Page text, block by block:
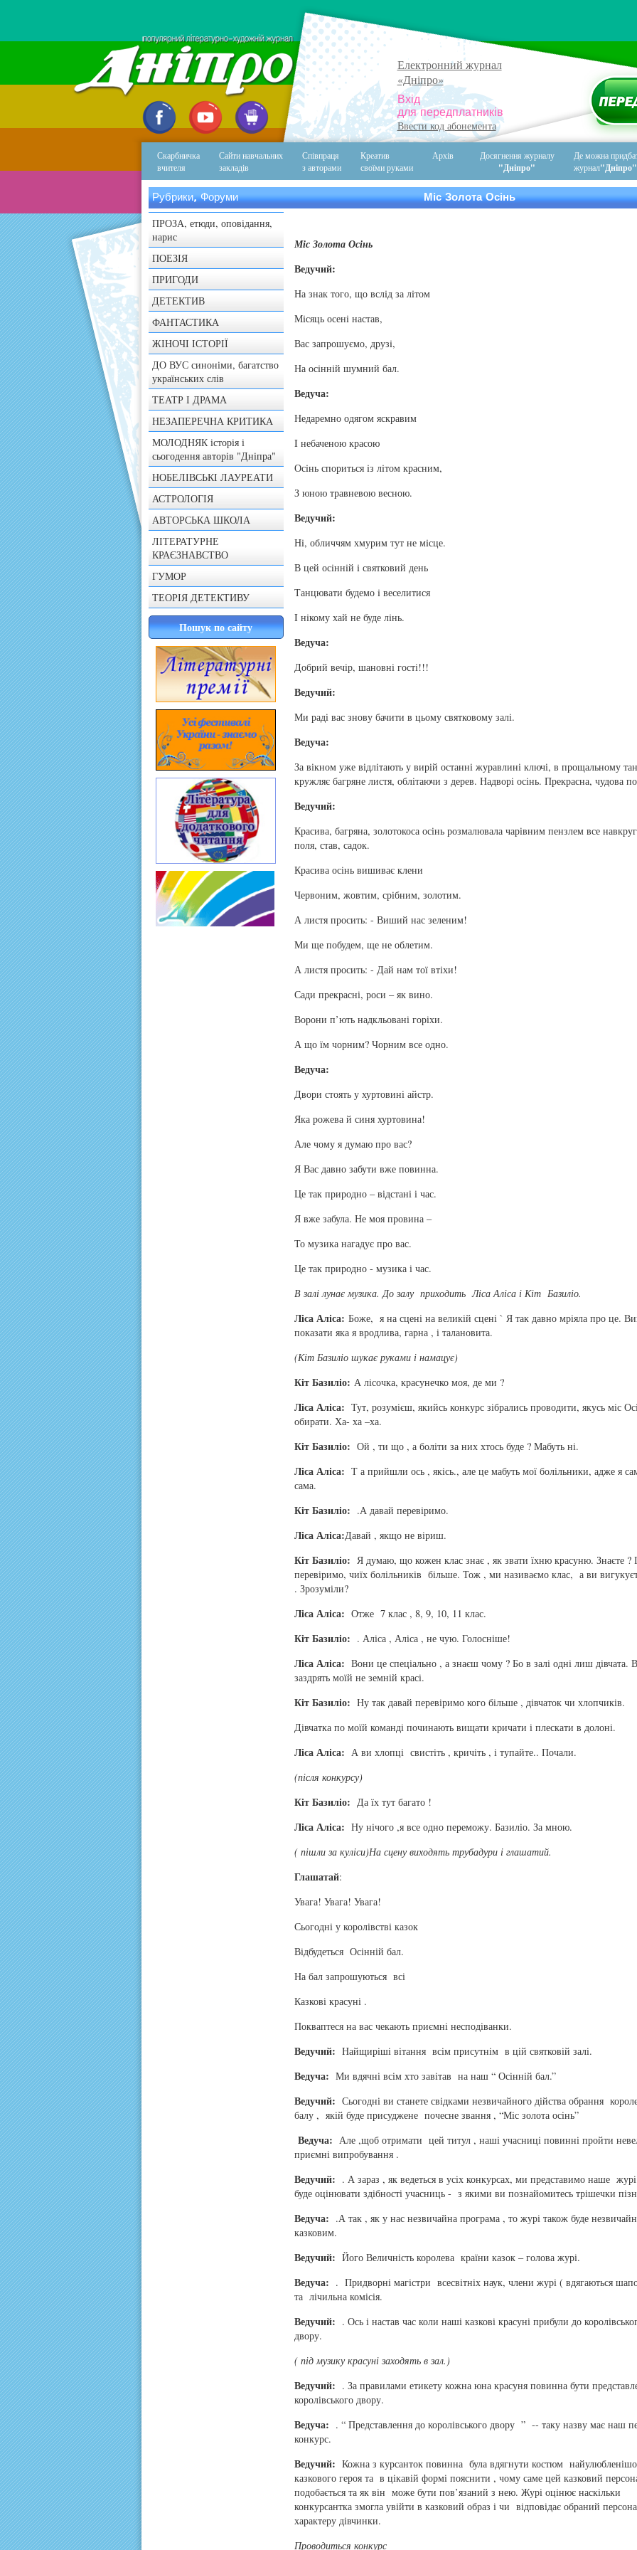
Електронний журнал
«Дніпро»
Вхід
для передплатників
Ввести код абонемента
Скарбничка
вчителя
Сайти навчальних
закладів
Співпраця
з авторами
Креатив
своїми руками
Архів Досягнення журналу
"Дніпро"
Де можна
журнал"Дніпро"
Рубрики, Форуми
ПРОЗА, етюди, оповідання,
нарис
ПОЕЗІЯ
ПРИГОДИ
ДЕТЕКТИВ
ФАНТАСТИКА
ЖІНОЧІ ІСТОРІЇ
ДО ВУС синоніми, багатство
українських слів
ТЕАТР І ДРАМА
НЕЗАПЕРЕЧНА КРИТИКА
МОЛОДНЯК історія і
сьогодення авторів "Дніпра"
НОБЕЛІВСЬКІ ЛАУРЕАТИ
АСТРОЛОГІЯ
АВТОРСЬКА ШКОЛА
ЛІТЕРАТУРНЕ
КРАЄЗНАВСТВО
ГУМОР
ТЕОРІЯ ДЕТЕКТИВУ
Міс Золота Осінь
Міс Золота Осінь
Ведучий:
На знак того, що вслiд за лiтом
Мiсяць осенi настав,
Вас запрошуємо, друзi,
На осiннiй шумний бал.
Ведуча:
Недаремно одягом яскравим
I небаченою красою
Осiнь спориться iз лiтом красним,
З юною травневою весною.
Ведучий:
Нi, обличчям хмурим тут не мiсце.
В цей осiннiй i святковий день
Танцювати будемо i веселитися
I нiкому хай не буде лiнь.
Ведуча:
Добрий вечір, шановні гості!!!
Ведучий:
Ми раді вас знову бачити в цьому святковому залі.
Ведуча:
За вікном уже відлітають у вирій останні журавлині ключі, в прощальному
кружляє багряне листя, облітаючи з дерев. Надворі осінь. Прекрасна, чудова
Ведучий:
Красива, багряна, золотокоса осінь розмалювала чарівним пензлем все
поля, став, садок.
Красива осінь вишиває клени
Червоним, жовтим, срібним, золотим.
А листя просить: - Виший нас зеленим!
Ми ще побудем, ще не облетим.
А листя просить: - Дай нам тої втіхи!
Сади прекрасні, роси – як вино.
Ворони п’ють надкльовані горіхи.
А що їм чорним? Чорним все одно.
Ведуча:
Двори стоять у хуртовині айстр.
Яка рожева й синя хуртовина!
Але чому я думаю про вас?
Я Вас давно забути вже повинна.
Це так природно – відстані і час.
Я вже забула. Не моя провина –
То музика нагадує про вас.
Це так природно - музика і час.
В залі лунає музика. До залу приходить Ліса Аліса і Кіт Базиліо.
Ліса Аліса: Боже, я на сцені на великій сцені ` Я так давно мріяла про це.
показати яка я вродлива, гарна , і талановита.
(Кіт Базиліо шукає руками і намацує)
Кіт Базиліо: А лісочка, красунечко моя, де ми ?
Ліса Аліса: Тут, розумієш, якийсь конкурс зібрались проводити, якусь міс
обирати. Ха- ха –ха.
Кіт Базиліо: Ой , ти що , а боліти за них хтось буде ? Мабуть ні.
Ліса Аліса: Т а прийшли ось , якісь., але це мабуть мої болільники, адже я
сама.
Кіт Базиліо: .А давай перевіримо.
Ліса Аліса:Давай , якщо не віриш.
Кіт Базиліо: Я думаю, що кожен клас знає , як звати їхню красуню. Знаєте ?
перевіримо, чиїх болільників більше. Тож , ми називаємо клас, а ви
. Зрозуміли?
Ліса Аліса: Отже 7 клас , 8, 9, 10, 11 клас.
Кіт Базиліо: . Аліса , Аліса , не чую. Голосніше!
Ліса Аліса: Вони це спеціально , а знаєш чому ? Бо в залі одні лиш дівчата.
заздрять моїй не земній красі.
Кіт Базиліо: Ну так давай перевіримо кого більше , дівчаток чи хлопчиків.
Дівчатка по моїй команді починають вищати кричати і плескати в долоні.
Ліса Аліса: А ви хлопці свистіть , кричіть , і тупайте.. Почали.
(після конкурсу)
Кіт Базиліо: Да їх тут багато !
Ліса Аліса: Ну нічого ,я все одно переможу. Базиліо. За мною.
( пішли за куліси)На сцену виходять трубадури і глашатий.
Глашатай:
Увага! Увага! Увага!
Сьогодні у королівстві казок
Відбудеться Осінній бал.
На бал запрошуються всі
Казкові красуні .
Покваптеся на вас чекають приємні несподіванки.
Ведучий: Найщиріші вітання всім присутнім в цій святковій залі.
Ведуча: Ми вдячні всім хто завітав на наш “ Осінній бал.”
Ведучий: Сьогодні ви станете свідками незвичайного дійства обрання
балу , якій буде присуджене почесне звання , “Міс золота осінь”
Ведуча: Але ,щоб отримати цей титул , наші учасниці повинні пройти
приємні випробування .
Ведучий: . А зараз , як ведеться в усіх конкурсах, ми представимо наше
буде оцінювати здібності учасниць - з якими ви познайомитесь трішечки
Ведуча: .А так , як у нас незвичайна програма , то журі також буде
казковим.
Ведучий: Його Величність королева країни казок – голова журі.
Ведуча: . Придворні магістри всесвітніх наук, члени журі ( вдягаються
та лічильна комісія.
Ведучий: . Ось і настав час коли наші казкові красуні прибули до
двору.
( під музику красуні заходять в зал.)
Ведучий: . За правилами етикету кожна юна красуня повинна бути
королівського двору.
Ведуча: . “ Представлення до королівського двору ” -- таку назву має наш
конкурс.
Ведучий: Кожна з курсанток повинна була вдягнути костюм
казкового героя та в цікавій формі пояснити , чому саме цей казковий
подобається та як він може бути пов’язаний з нею. Журі оцінює наскільки
конкурсантка змогла увійти в казковий образ і чи відповідає обраний
характеру дівчинки.
Проводиться конкурс